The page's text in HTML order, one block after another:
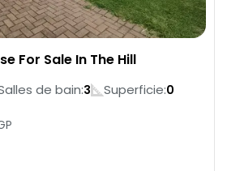
For Sale In The Hill
de bain:3 Superficie:0